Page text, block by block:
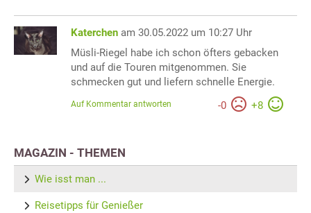
Katerchen am 30.05.2022 um 10:27 Uhr
Müsli-Riegel habe ich schon öfters gebacken
und auf die Touren mitgenommen. Sie
schmecken gut und liefern schnelle Energie.
-0 +8
Auf Kommentar antworten
MAGAZIN - THEMEN
Wie isst man ...
Reisetipps für Genießer